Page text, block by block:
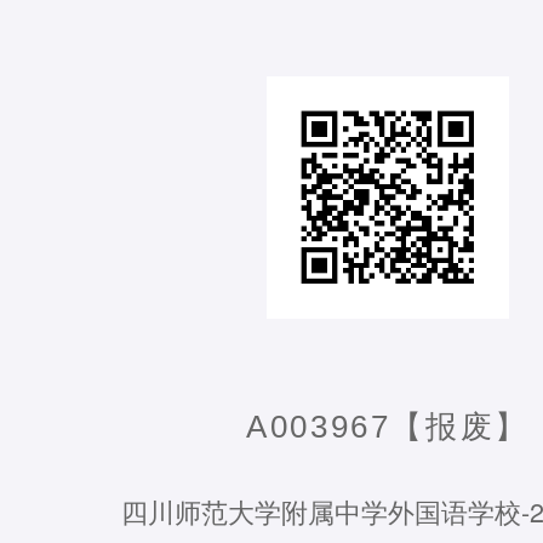
A003967【报废】
四川师范大学附属中学外国语学校-